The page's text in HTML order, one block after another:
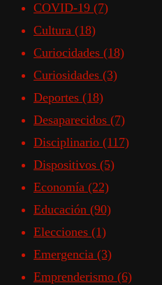
COVID-19 (7)
Cultura (18)
Curiocidades (18)
Curiosidades (3)
Deportes (18)
Desaparecidos (7)
Disciplinario (117)
Dispositivos (5)
Economía (22)
Educación (90)
Elecciones (1)
Emergencia (3)
Emprenderismo (6)